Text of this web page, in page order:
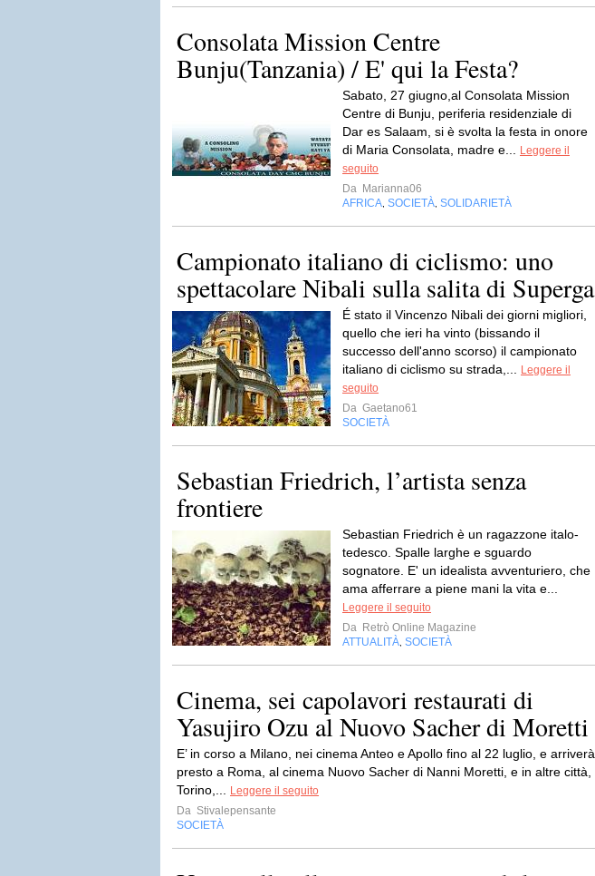
Consolata Mission Centre
Bunju(Tanzania) / E' qui la Festa?
Sabato, 27 giugno,al Consolata Mission
Centre di Bunju, periferia residenziale di
Dar es Salaam, si è svolta la festa in onore
di Maria Consolata, madre e...
Leggere il
seguito
Da Marianna06
AFRICA SOCIETÀ SOLIDARIETÀ
Campionato italiano di ciclismo: uno
spettacolare Nibali sulla salita di Superga
É stato il Vincenzo Nibali dei giorni migliori,
quello che ieri ha vinto (bissando il
successo dell'anno scorso) il campionato
italiano di ciclismo su strada,...
Leggere il
seguito
Da Gaetano61
SOCIETÀ
Sebastian Friedrich, l’artista senza
frontiere
Sebastian Friedrich è un ragazzone italo-
tedesco. Spalle larghe e sguardo
sognatore. E' un idealista avventuriero, che
ama afferrare a piene mani la vita e...
Leggere il seguito
Da Retrò Online Magazine
ATTUALITÀ SOCIETÀ
Cinema, sei capolavori restaurati di
Yasujiro Ozu al Nuovo Sacher di Moretti
E’ in corso a Milano, nei cinema Anteo e Apollo fino al 22 luglio, e arriverà
presto a Roma, al cinema Nuovo Sacher di Nanni Moretti, e in altre città,
Torino,...
Leggere il seguito
Da Stivalepensante
SOCIETÀ